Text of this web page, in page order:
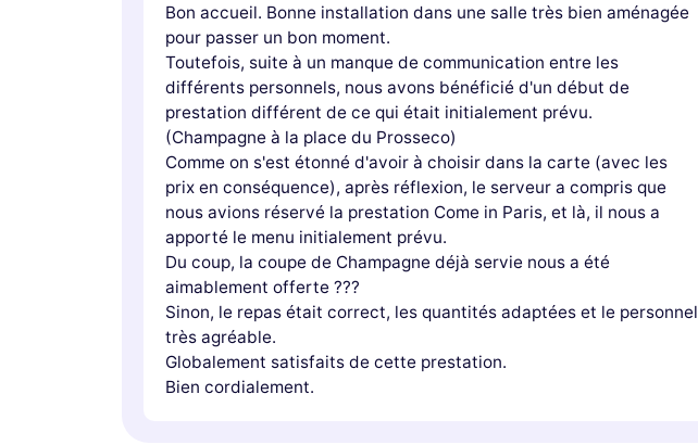
Bon accueil. Bonne installation dans une salle très bien aménagée
pour passer un bon moment.
Toutefois, suite à un manque de communication entre les
différents personnels, nous avons bénéficié d'un début de
prestation différent de ce qui était initialement prévu.
(Champagne à la place du Prosseco)
Comme on s'est étonné d'avoir à choisir dans la carte (avec les
prix en conséquence), après réflexion, le serveur a compris que
nous avions réservé la prestation Come in Paris, et là, il nous a
apporté le menu initialement prévu.
Du coup, la coupe de Champagne déjà servie nous a été
aimablement offerte ???
Sinon, le repas était correct, les quantités adaptées et le personnel
très agréable.
Globalement satisfaits de cette prestation.
Bien cordialement.